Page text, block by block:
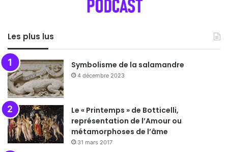
Les plus lus
Symbolisme de la salamandre
4 décembre 2023
Le « Printemps » de Botticelli,
représentation de l’Amour ou
métamorphoses de l’âme
31 mars 2017